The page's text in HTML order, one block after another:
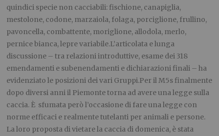
quindici specie non cacciabili: fischione, canapiglia,
mestolone, codone, marzaiola, folaga, porciglione, frullino,
pavoncella, combattente, moriglione, allodola, merlo,
pernice bianca, lepre variabile.L’articolata e lunga
discussione – tra relazioni introduttive, esame dei 318
emendamenti e subenendamenti e dichiarazioni finali – ha
evidenziato le posizioni dei vari Gruppi.Per il M5s finalmente
dopo diversi anni il Piemonte torna ad avere una legge sulla
caccia. È sfumata però l’occasione di fare una legge con
norme efficaci e realmente tutelanti per animali e persone.
La loro proposta di vietare la caccia di domenica, è stata